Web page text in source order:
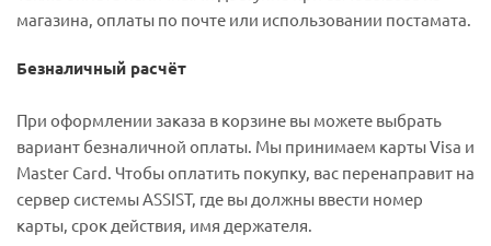
магазина, оплаты по почте или использовании постамата.
Безналичный расчёт
При оформлении заказа в корзине вы можете выбрать
вариант безналичной оплаты. Мы принимаем карты Visa и
Master Card. Чтобы оплатить покупку, вас перенаправит на
сервер системы ASSIST, где вы должны ввести номер
карты, срок действия, имя держателя.